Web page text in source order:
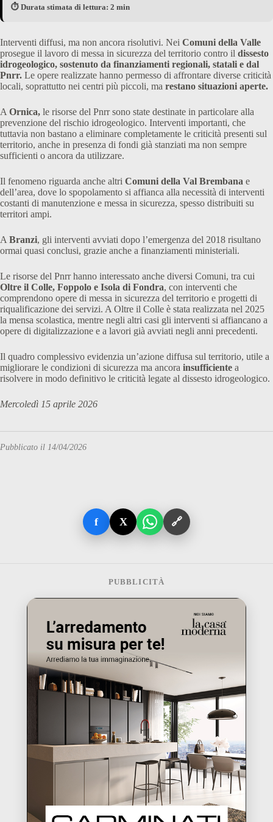
⏱️ Durata stimata di lettura: 2 min
Interventi diffusi, ma non ancora risolutivi. Nei Comuni della Valle
prosegue il lavoro di messa in sicurezza del territorio contro il dissesto
idrogeologico, sostenuto da finanziamenti regionali, statali e dal
Pnrr. Le opere realizzate hanno permesso di affrontare diverse criticità
locali, soprattutto nei centri più piccoli, ma restano situazioni aperte.
A Ornica, le risorse del Pnrr sono state destinate in particolare alla
prevenzione del rischio idrogeologico. Interventi importanti, che
tuttavia non bastano a eliminare completamente le criticità presenti sul
territorio, anche in presenza di fondi già stanziati ma non sempre
sufficienti o ancora da utilizzare.
Il fenomeno riguarda anche altri Comuni della Val Brembana e
dell’area, dove lo spopolamento si affianca alla necessità di interventi
costanti di manutenzione e messa in sicurezza, spesso distribuiti su
territori ampi.
A Branzi, gli interventi avviati dopo l’emergenza del 2018 risultano
ormai quasi conclusi, grazie anche a finanziamenti ministeriali.
Le risorse del Pnrr hanno interessato anche diversi Comuni, tra cui
Oltre il Colle, Foppolo e Isola di Fondra, con interventi che
comprendono opere di messa in sicurezza del territorio e progetti di
riqualificazione dei servizi. A Oltre il Colle è stata realizzata nel 2025
la mensa scolastica, mentre negli altri casi gli interventi si affiancano a
opere di digitalizzazione e a lavori già avviati negli anni precedenti.
Il quadro complessivo evidenzia un’azione diffusa sul territorio, utile a
migliorare le condizioni di sicurezza ma ancora insufficiente a
risolvere in modo definitivo le criticità legate al dissesto idrogeologico.
Mercoledì 15 aprile 2026
Pubblicato il 14/04/2026
f X 🔗
PUBBLICITÀ